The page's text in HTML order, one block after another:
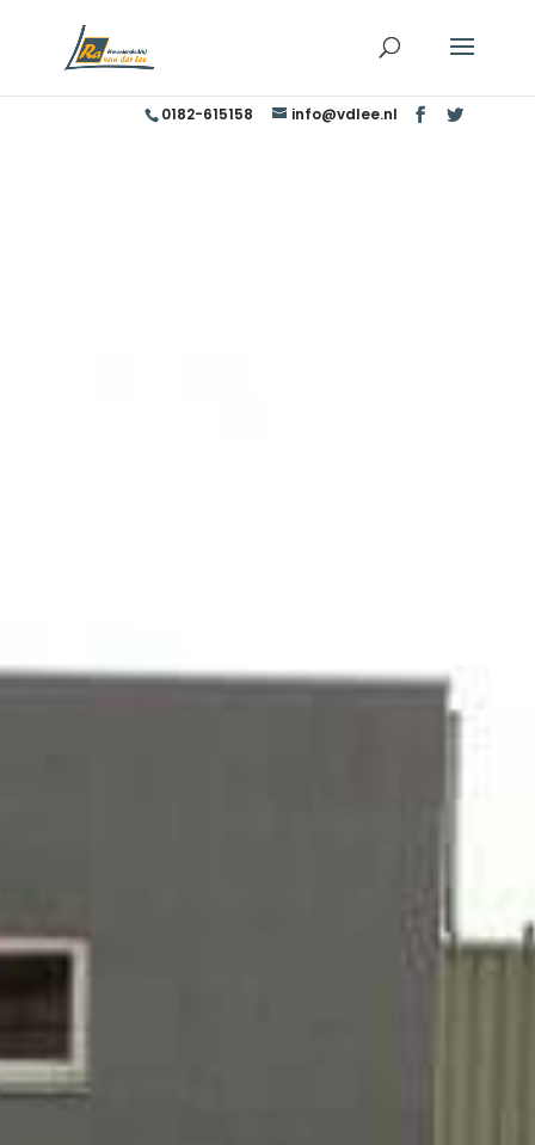
0182-615158 info@vdlee.nl